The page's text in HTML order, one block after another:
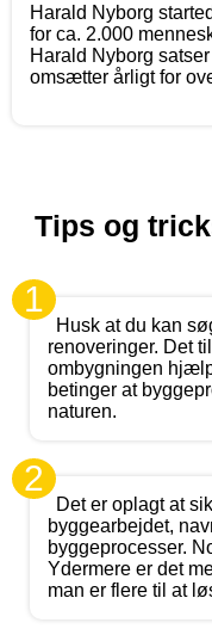
Harald Nyborg
for ca. 2.000
Harald Nyborg
omsætter årligt for
Tips og
1
Husk at du kan
renoveringer. Det
ombygningen
betinger at
naturen.
2
Det er oplagt at
byggearbejdet,
byggeprocesser.
Ydermere er det
man er flere til at